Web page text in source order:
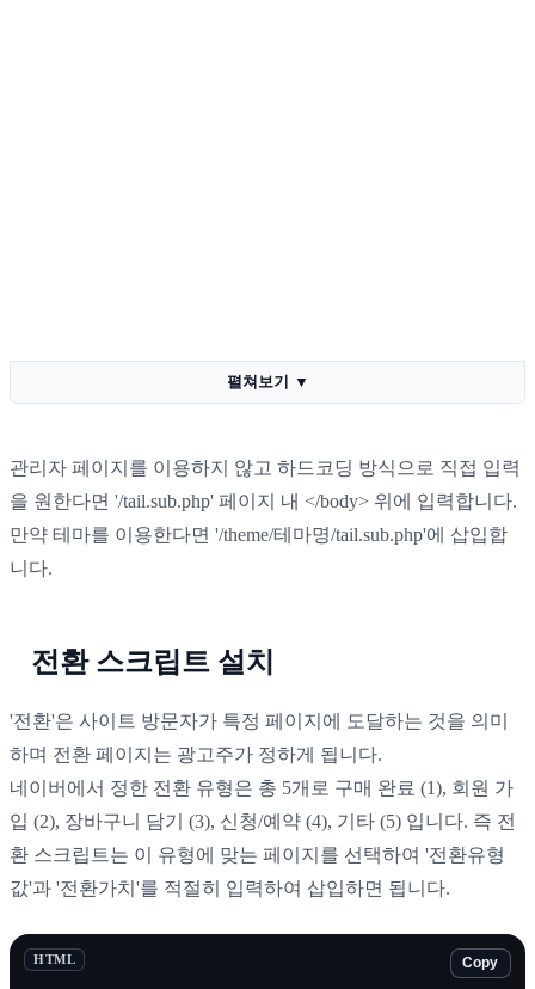
펼쳐보기 ▼
관리자 페이지를 이용하지 않고 하드코딩 방식으로 직접 입력
을 원한다면 '/tail.sub.php' 페이지 내 </body> 위에 입력합니다.
만약 테마를 이용한다면 '/theme/테마명/tail.sub.php'에 삽입합
니다.
전환 스크립트 설치
'전환'은 사이트 방문자가 특정 페이지에 도달하는 것을 의미
하며 전환 페이지는 광고주가 정하게 됩니다.
네이버에서 정한 전환 유형은 총 5개로 구매 완료 (1), 회원 가
입 (2), 장바구니 담기 (3), 신청/예약 (4), 기타 (5) 입니다. 즉 전
환 스크립트는 이 유형에 맞는 페이지를 선택하여 '전환유형
값'과 '전환가치'를 적절히 입력하여 삽입하면 됩니다.
HTML Copy